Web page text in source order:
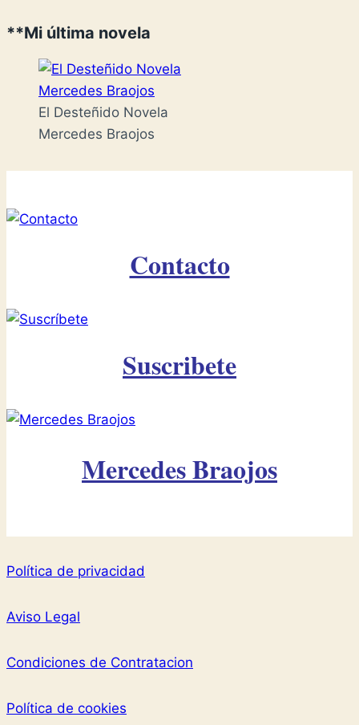
**Mi última novela
El Desteñido Novela
Mercedes Braojos
Contacto
Suscribete
Mercedes Braojos
Política de privacidad
Aviso Legal
Condiciones de Contratacion
Política de cookies